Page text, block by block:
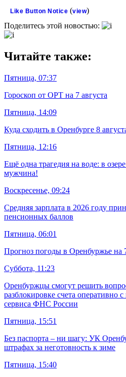
Like Button Notice (view)
Поделитесь этой новостью:
Читайте также:
Пятница, 07:37
Гороскоп от ОРТ на 7 августа
Пятница, 14:09
Куда сходить в Оренбурге 8
Пятница, 12:16
Ещё одна трагедия на воде: в
мужчина!
Воскресенье, 09:24
Средняя зарплата в 2026 году
пенсионных баллов
Пятница, 06:01
Прогноз погоды в Оренбуржье на
Суббота, 11:23
Оренбуржцы смогут решить
разблокировке счета оперативно
сервиса ФНС России
Пятница, 15:51
Без паспорта – ни шагу: УК
штрафах за неготовность к зиме
Пятница, 15:40